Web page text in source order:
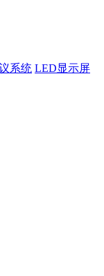
系统 LED显示屏